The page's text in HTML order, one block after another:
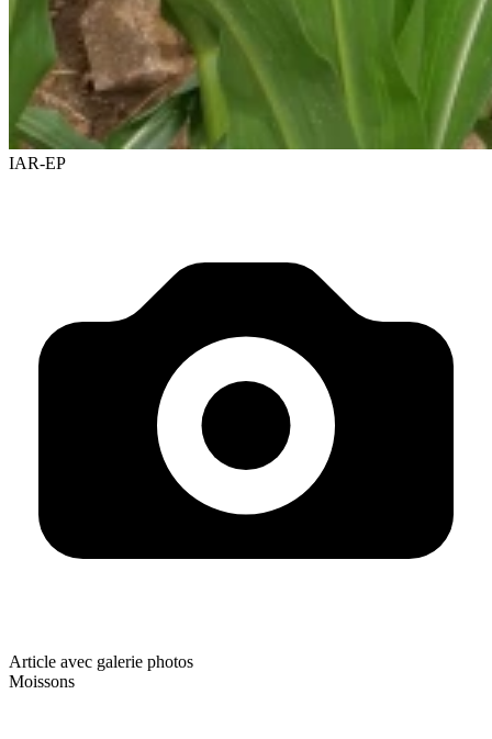
IAR-EP
Article avec galerie photos
Moissons